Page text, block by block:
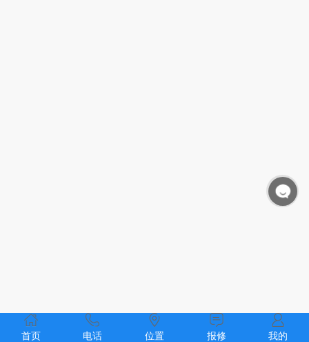
首页 电话 位置 报修 我的